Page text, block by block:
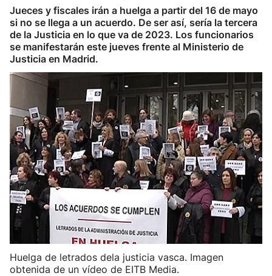
Jueces y fiscales irán a huelga a partir del 16 de mayo
si no se llega a un acuerdo. De ser así, sería la tercera
de la Justicia en lo que va de 2023. Los funcionarios
se manifestarán este jueves frente al Ministerio de
Justicia en Madrid.
Huelga de letrados dela justicia vasca. Imagen
obtenida de un vídeo de EITB Media.